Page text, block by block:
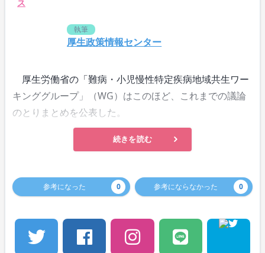
ス
執筆
厚生政策情報センター
厚生労働省の「難病・小児慢性特定疾病地域共生ワー
キンググループ」（WG）はこのほど、これまでの議論
のとりまとめを公表した。
続きを読む
参考になった 0 参考にならなかった 0